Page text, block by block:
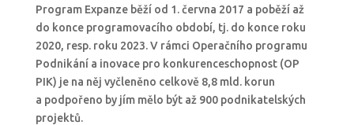
Program Expanze běží od 1. června 2017 a poběží až
do konce programovacího období, tj. do konce roku
2020, resp. roku 2023. V rámci Operačního programu
Podnikání a inovace pro konkurenceschopnost (OP
PIK) je na něj vyčleněno celkově 8,8 mld. korun
a podpořeno by jím mělo být až 900 podnikatelských
projektů.